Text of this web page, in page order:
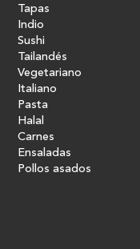
Tapas
Indio
Sushi
Tailandés
Vegetariano
Italiano
Pasta
Halal
Carnes
Ensaladas
Pollos asados